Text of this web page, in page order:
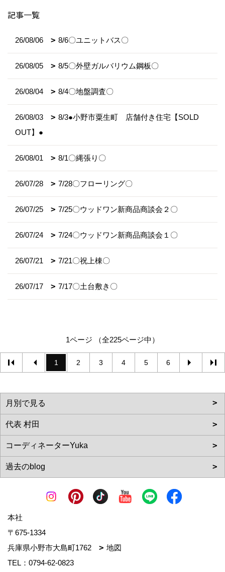
記事一覧
26/08/06 8/6〇ユニットバス〇
26/08/05 8/5〇外壁ガルバリウム鋼板〇
26/08/04 8/4〇地盤調査〇
26/08/03
8/3●小野市粟生町 店舗付き住宅【SOLD
OUT】●
26/08/01 8/1〇縄張り〇
26/07/28 7/28〇フローリング〇
26/07/25 7/25〇ウッドワン新商品商談会２〇
26/07/24 7/24〇ウッドワン新商品商談会１〇
26/07/21 7/21〇祝上棟〇
26/07/17 7/17〇土台敷き〇
1ページ （全225ページ中）
1 2 3 4 5 6
本社
〒675-1334
兵庫県小野市大島町1762
地図
TEL： 0794-62-0823